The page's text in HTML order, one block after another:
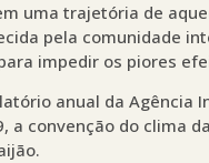
uma trajetória de
pela comunidade
impedir os piores
anual da Agência
a convenção do clima